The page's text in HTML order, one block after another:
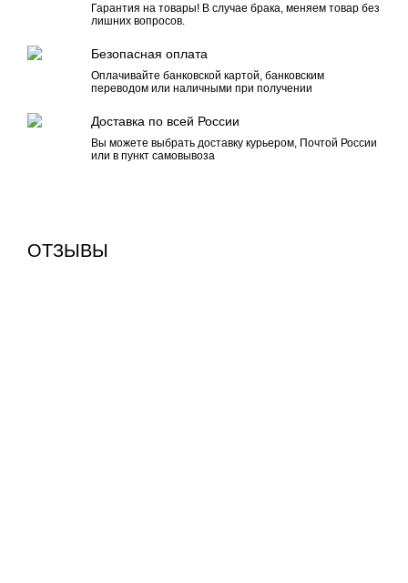
Гарантия на товары! В случае брака, меняем товар без
лишних вопросов.
Безопасная оплата
Оплачивайте банковской картой, банковским
переводом или наличными при получении
Доставка по всей России
Вы можете выбрать доставку курьером, Почтой России
или в пункт самовывоза
ОТЗЫВЫ